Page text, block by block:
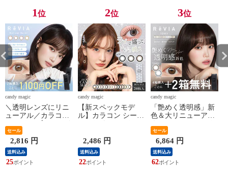
1位
candy magic
＼透明レンズにリニ
ューアル／カラコン
ワンデー ブルーライ
トカット 【2箱購入
で1,100円OFF/公式限
定】ReVIA Blue light
Barrier 1day カラー 1
箱 10枚 入/2箱合計20
セール
2,816 円
送料込み
25
2位
candy magic
【新スペックモデ
ル】カラコン シーク
レット キャンディー
箱20枚入 secret
candymagic 1day 度あ
り カラーコンタクト
コンタクトレンズ 1
2,486 円
送料込み
22
3位
candy magic
「艶めく透明感」新
色＆大リニューアル
ー ＜もれなく2箱無
料＞ ReVIA 1day
COLOR 1箱 10枚 入/6
箱合計 60枚入り 送
料無料(ネコポス) 4箱
セール
6,864 円
送料込み
62